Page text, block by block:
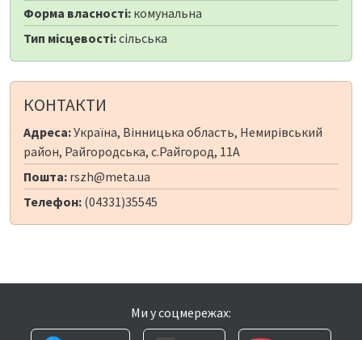
Форма власності: комунальна
Тип місцевості:сільська
КОНТАКТИ
Адреса:Україна, Вінницька область, Немирівський
район, Райгородська, с.Райгород, 11А
Пошта: rszh@meta.ua
Телефон: (04331)35545
Ми у соцмережах: